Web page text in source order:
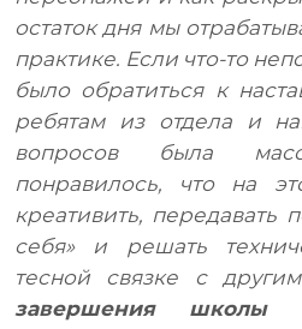
остаток дня мы
практике. Если что-то
было обратиться к
ребятам из отдела и
вопросов была
понравилось, что на
креативить, передавать
себя» и решать
тесной связке с
завершения школы